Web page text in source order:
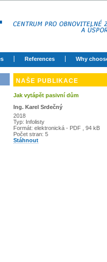
References Why
NAŠE PUBLIKACE
Jak vytápět pasivní dům
Ing. Karel Srdečný
2018
Typ: Infolisty
Formát: elektronická - PDF , 94 kB
Počet stran: 5
Stáhnout